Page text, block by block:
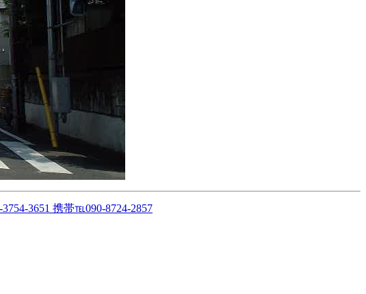
3651 携帯℡090-8724-2857